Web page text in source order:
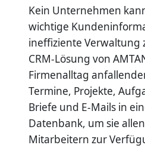
Kein Unternehmen
wichtige
ineffiziente Verwaltung
CRM-Lösung von
Firmenalltag
Termine, Projekte,
Briefe und E-Mails in
Datenbank, um sie
Mitarbeitern zur